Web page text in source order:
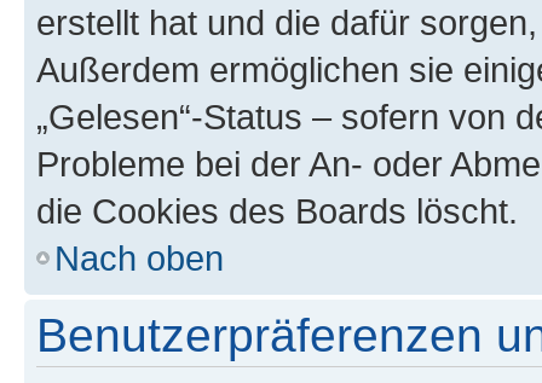
erstellt hat und die dafür
Außerdem ermöglichen sie
„Gelesen“-Status – sofern von
Probleme bei der An- oder
die Cookies des Boards löscht.
Nach oben
Benutzerpräferenzen